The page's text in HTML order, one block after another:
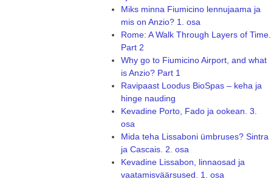
Miks minna Fiumicino lennujaama ja
mis on Anzio? 1. osa
Rome: A Walk Through Layers of Time.
Part 2
Why go to Fiumicino Airport, and what
is Anzio? Part 1
Ravipaast Loodus BioSpas – keha ja
hinge nauding
Kevadine Porto, Fado ja ookean. 3.
osa
Mida teha Lissaboni ümbruses? Sintra
ja Cascais. 2. osa
Kevadine Lissabon, linnaosad ja
vaatamisväärsused. 1. osa